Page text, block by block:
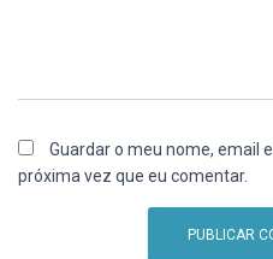
Guardar o meu nome, email
próxima vez que eu comentar.